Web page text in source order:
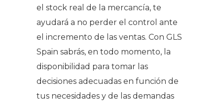
el stock real de la mercancía, te
ayudará a no perder el control ante
el incremento de las ventas. Con GLS
Spain sabrás, en todo momento, la
disponibilidad para tomar las
decisiones adecuadas en función de
tus necesidades y de las demandas